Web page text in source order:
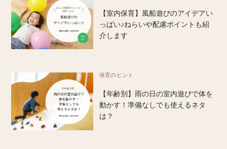
【室内保育】風船遊びのアイデアい
っぱい♪ねらいや配慮ポイントも紹
介します
保育のヒント
【年齢別】雨の日の室内遊びで体を
動かす！準備なしでも使えるネタ
は？